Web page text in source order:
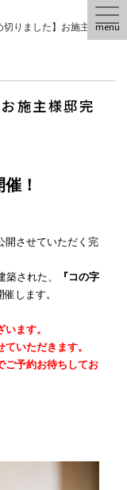
menu
切りました】お施主様邸完
施主様邸完
！
開させていただく完
された、
『コの字
します。
ます。
いただきます。
ご予約お待ちしてお